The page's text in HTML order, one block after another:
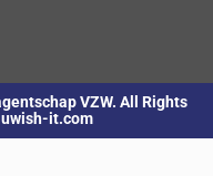
VZW. All Rights
uwish-it.com